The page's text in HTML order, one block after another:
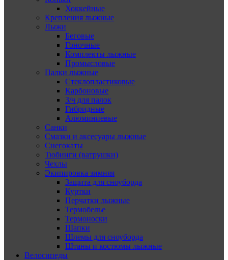
Хоккейные
Крепления лыжные
Лыжи
Беговые
Гоночные
Комплекты лыжные
Промысловые
Палки лыжные
Стеклопластиковые
Карбоновые
З/ч для палок
Гибридные
Алюминиевые
Санки
Смазки и аксесуары лыжные
Снегокаты
Тюбинги (ватрушки)
Чехлы
Экипировка зимняя
Защита для сноуборда
Куртки
Перчатки лыжные
Термобелье
Термоноски
Шапки
Шлемы для сноуборда
Штаны и костюмы лыжные
Велосипеды